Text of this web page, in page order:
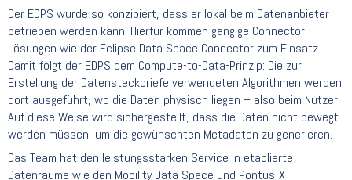
Der EDPS wurde so konzipiert, dass er lokal beim Datenanbieter
betrieben werden kann. Hierfür kommen gängige Connector-
Lösungen wie der Eclipse Data Space Connector zum Einsatz.
Damit folgt der EDPS dem Compute-to-Data-Prinzip: Die zur
Erstellung der Datensteckbriefe verwendeten Algorithmen werden
dort ausgeführt, wo die Daten physisch liegen – also beim Nutzer.
Auf diese Weise wird sichergestellt, dass die Daten nicht bewegt
werden müssen, um die gewünschten Metadaten zu generieren.
Das Team hat den leistungsstarken Service in etablierte
Datenräume wie den Mobility Data Space und Pontus-X